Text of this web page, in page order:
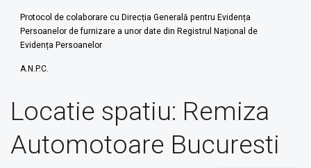
Protocol de colaborare cu Direcția Generală pentru Evidența
Persoanelor de furnizare a unor date din Registrul Național de
Evidența Persoanelor
A.N.P.C.
Locatie spatiu: Remiza
Automotoare Bucuresti